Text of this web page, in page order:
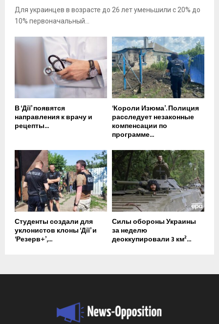
Для украинцев в возрасте до 26 лет уменьшили с 20% до
10% первоначальный...
В ‘Дії’ появятся
направления к врачу и
рецепты...
‘Короли Изюма’. Полиция
расследует незаконные
компенсации по
программе...
Студенты создали для
уклонистов клоны ‘Дії’ и
‘Резерв+’,...
Силы обороны Украины
за неделю
деоккупировали 3 км²...